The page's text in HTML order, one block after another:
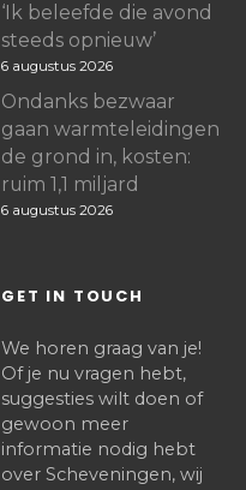
‘Ik beleefde die avond
steeds opnieuw’
6 augustus 2026
Ondanks bezwaar
gaan warmteleidingen
de grond in, kosten:
ruim 1,1 miljard
6 augustus 2026
GET IN TOUCH
We horen graag van je!
Of je nu vragen hebt,
suggesties wilt doen of
gewoon meer
informatie nodig hebt
over Scheveningen, wij